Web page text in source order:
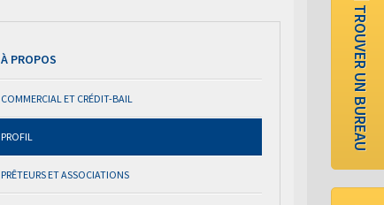
TROUVER UN BUREAU
À PROPOS
COMMERCIAL ET CRÉDIT-BAIL
PROFIL
PRÊTEURS ET ASSOCIATIONS